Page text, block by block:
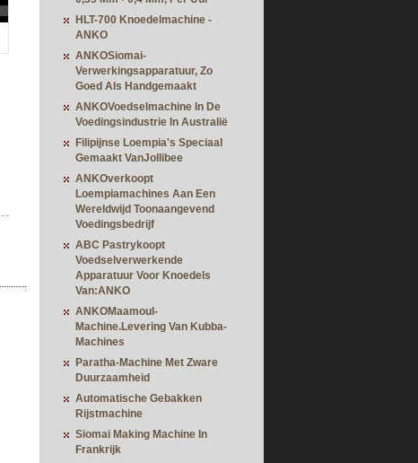
HLT-700 Knoedelmachine -
ANKO
ANKOSiomai-
Verwerkingsapparatuur, Zo
Goed Als Handgemaakt
ANKOVoedselmachine In De
Voedingsindustrie In Australië
Filipijnse Loempia's Speciaal
Gemaakt VanJollibee
ANKOverkoopt
Loempiamachines Aan Een
Wereldwijd Toonaangevend
Voedingsbedrijf
ABC Pastrykoopt
Voedselverwerkende
Apparatuur Voor Knoedels
Van:ANKO
ANKOMaamoul-
Machine.Levering Van Kubba-
Machines
Paratha-Machine Met Zware
Duurzaamheid
Automatische Gebakken
Rijstmachine
Siomai Making Machine In
Frankrijk